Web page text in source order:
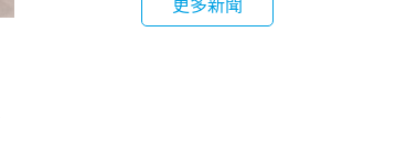
更多新聞